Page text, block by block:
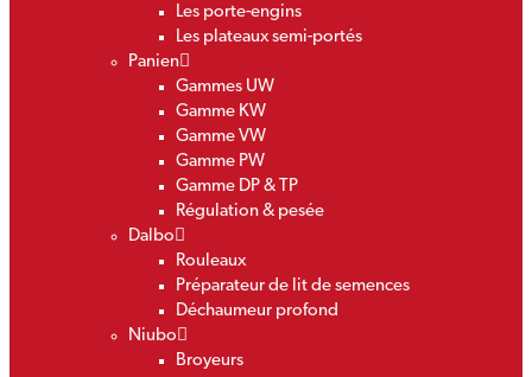
Les porte-engins
Les plateaux semi-portés
Panien
Gammes UW
Gamme KW
Gamme VW
Gamme PW
Gamme DP & TP
Régulation & pesée
Dalbo
Rouleaux
Préparateur de lit de semences
Déchaumeur profond
Niubo
Broyeurs